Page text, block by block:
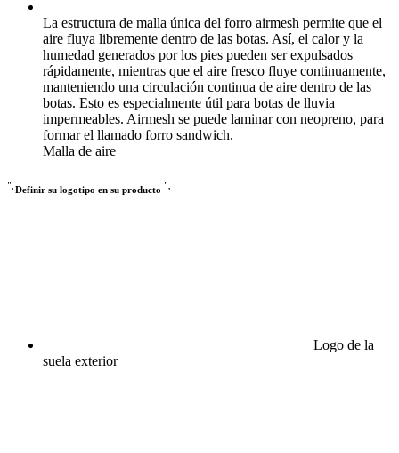
La estructura de malla única del forro airmesh permite que el
aire fluya libremente dentro de las botas. Así, el calor y la
humedad generados por los pies pueden ser expulsados
rápidamente, mientras que el aire fresco fluye continuamente,
manteniendo una circulación continua de aire dentro de las
botas. Esto es especialmente útil para botas de lluvia
impermeables. Airmesh se puede laminar con neopreno, para
formar el llamado forro sandwich.
Malla de aire
", Definir su logotipo en su producto ",
Logo de la
suela exterior